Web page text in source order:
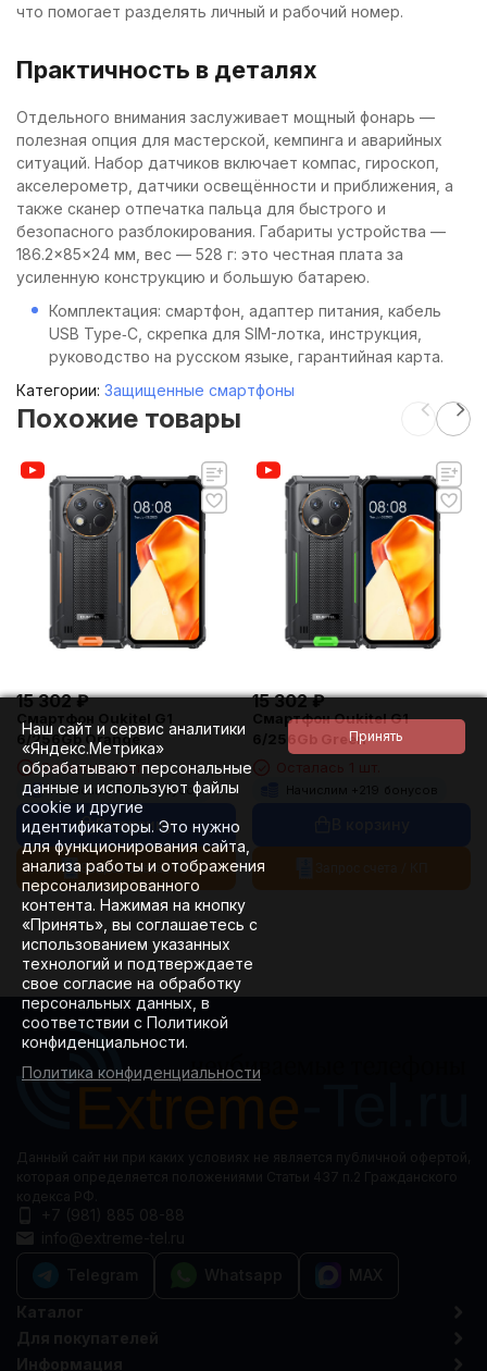
что помогает разделять личный и рабочий номер.
Практичность в деталях
Отдельного внимания заслуживает мощный фонарь —
полезная опция для мастерской, кемпинга и аварийных
ситуаций. Набор датчиков включает компас, гироскоп,
акселерометр, датчики освещённости и приближения, а
также сканер отпечатка пальца для быстрого и
безопасного разблокирования. Габариты устройства —
186.2×85×24 мм, вес — 528 г: это честная плата за
усиленную конструкцию и большую батарею.
Комплектация: смартфон, адаптер питания, кабель
USB Type‑C, скрепка для SIM-лотка, инструкция,
руководство на русском языке, гарантийная карта.
Категории: Защищенные смартфоны
Похожие товары
15 302 ₽
Смартфон Oukitel G1
6/256Gb Orange
Осталась 1 шт.
Начислим +219 бонусов
В корзину
Запрос счета / КП
15 302 ₽
Смартфон Oukitel G1
6/256Gb Green
Начислим + 219 бонусов
Наш сайт и сервис аналитики
«Яндекс.Метрика»
обрабатывают персональные
данные и используют файлы
cookie и другие
идентификаторы. Это нужно
для функционирования сайта,
анализа работы и отображения
персонализированного
контента. Нажимая на кнопку
«Принять», вы соглашаетесь с
использованием указанных
технологий и подтверждаете
свое согласие на обработку
персональных данных, в
соответствии с Политикой
конфиденциальности.
Политика конфиденциальности